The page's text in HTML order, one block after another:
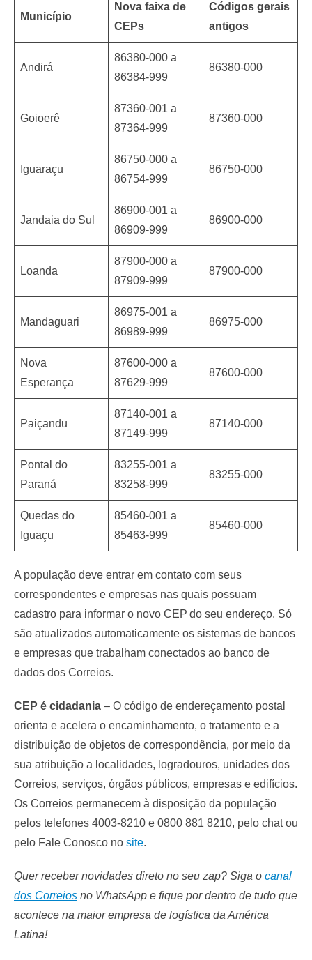
Município
Nova faixa de
CEPs
Códigos gerais
antigos
Andirá
86380-000 a
86384-999
86380-000
Goioerê
87360-001 a
87364-999
87360-000
Iguaraçu
86750-000 a
86754-999
86750-000
Jandaia do Sul
86900-001 a
86909-999
86900-000
Loanda
87900-000 a
87909-999
87900-000
Mandaguari
86975-001 a
86989-999
86975-000
Nova
Esperança
87600-000 a
87629-999
87600-000
Paiçandu
87140-001 a
87149-999
87140-000
Pontal do
Paraná
83255-001 a
83258-999
83255-000
Quedas do
Iguaçu
85460-001 a
85463-999
85460-000
A população deve entrar em contato com seus
correspondentes e empresas nas quais possuam
cadastro para informar o novo CEP do seu endereço. Só
são atualizados automaticamente os sistemas de bancos
e empresas que trabalham conectados ao banco de
dados dos Correios.
CEP é cidadania – O código de endereçamento postal
orienta e acelera o encaminhamento, o tratamento e a
distribuição de objetos de correspondência, por meio da
sua atribuição a localidades, logradouros, unidades dos
Correios, serviços, órgãos públicos, empresas e edifícios.
Os Correios permanecem à disposição da população
pelos telefones 4003-8210 e 0800 881 8210, pelo chat ou
pelo Fale Conosco no site.
Quer receber novidades direto no seu zap? Siga o canal
dos Correios no WhatsApp e fique por dentro de tudo que
acontece na maior empresa de logística da América
Latina!